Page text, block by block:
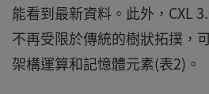
能看到最新資料。此外，CXL
不再受限於傳統的樹狀拓撲，
架構運算和記憶體元素(表2)。